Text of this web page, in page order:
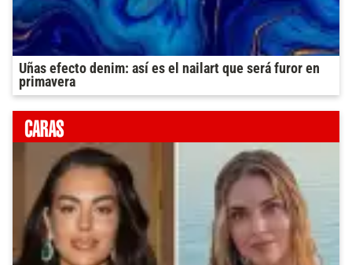
Uñas efecto denim: así es el nailart que será furor en
primavera